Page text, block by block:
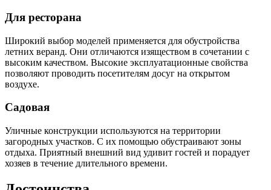
Для ресторана
Широкий выбор моделей применяется для обустройства
летних веранд. Они отличаются изяществом в сочетании с
высоким качеством. Высокие эксплуатационные свойства
позволяют проводить посетителям досуг на открытом
воздухе.
Садовая
Уличные конструкции используются на территории
загородных участков. С их помощью обустраивают зоны
отдыха. Приятный внешний вид удивит гостей и порадует
хозяев в течение длительного времени.